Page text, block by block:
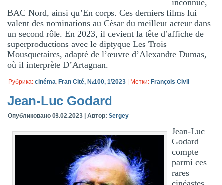
inconnue,
BAC Nord, ainsi qu’En corps. Ces derniers films lui
valent des nominations au César du meilleur acteur dans
un second rôle. En 2023, il devient la tête d’affiche de
superproductions avec le diptyque Les Trois
Mousquetaires, adapté de l’œuvre d’Alexandre Dumas,
où il interprète D’Artagnan.
Рубрика: cinéma, Fran Cité, №100, 1/2023 Метки: François Civil
Jean-Luc Godard
Опубликовано 08.02.2023 |Автор: Sergey
Jean-Luc
Godard
compte
parmi ces
rares